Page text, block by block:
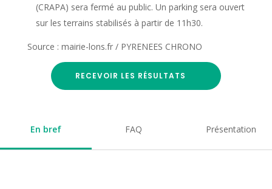
(CRAPA) sera fermé au public. Un parking sera ouvert
sur les terrains stabilisés à partir de 11h30.
Source : mairie-lons.fr / PYRENEES CHRONO
RECEVOIR LES RÉSULTATS
En bref FAQ Présentation